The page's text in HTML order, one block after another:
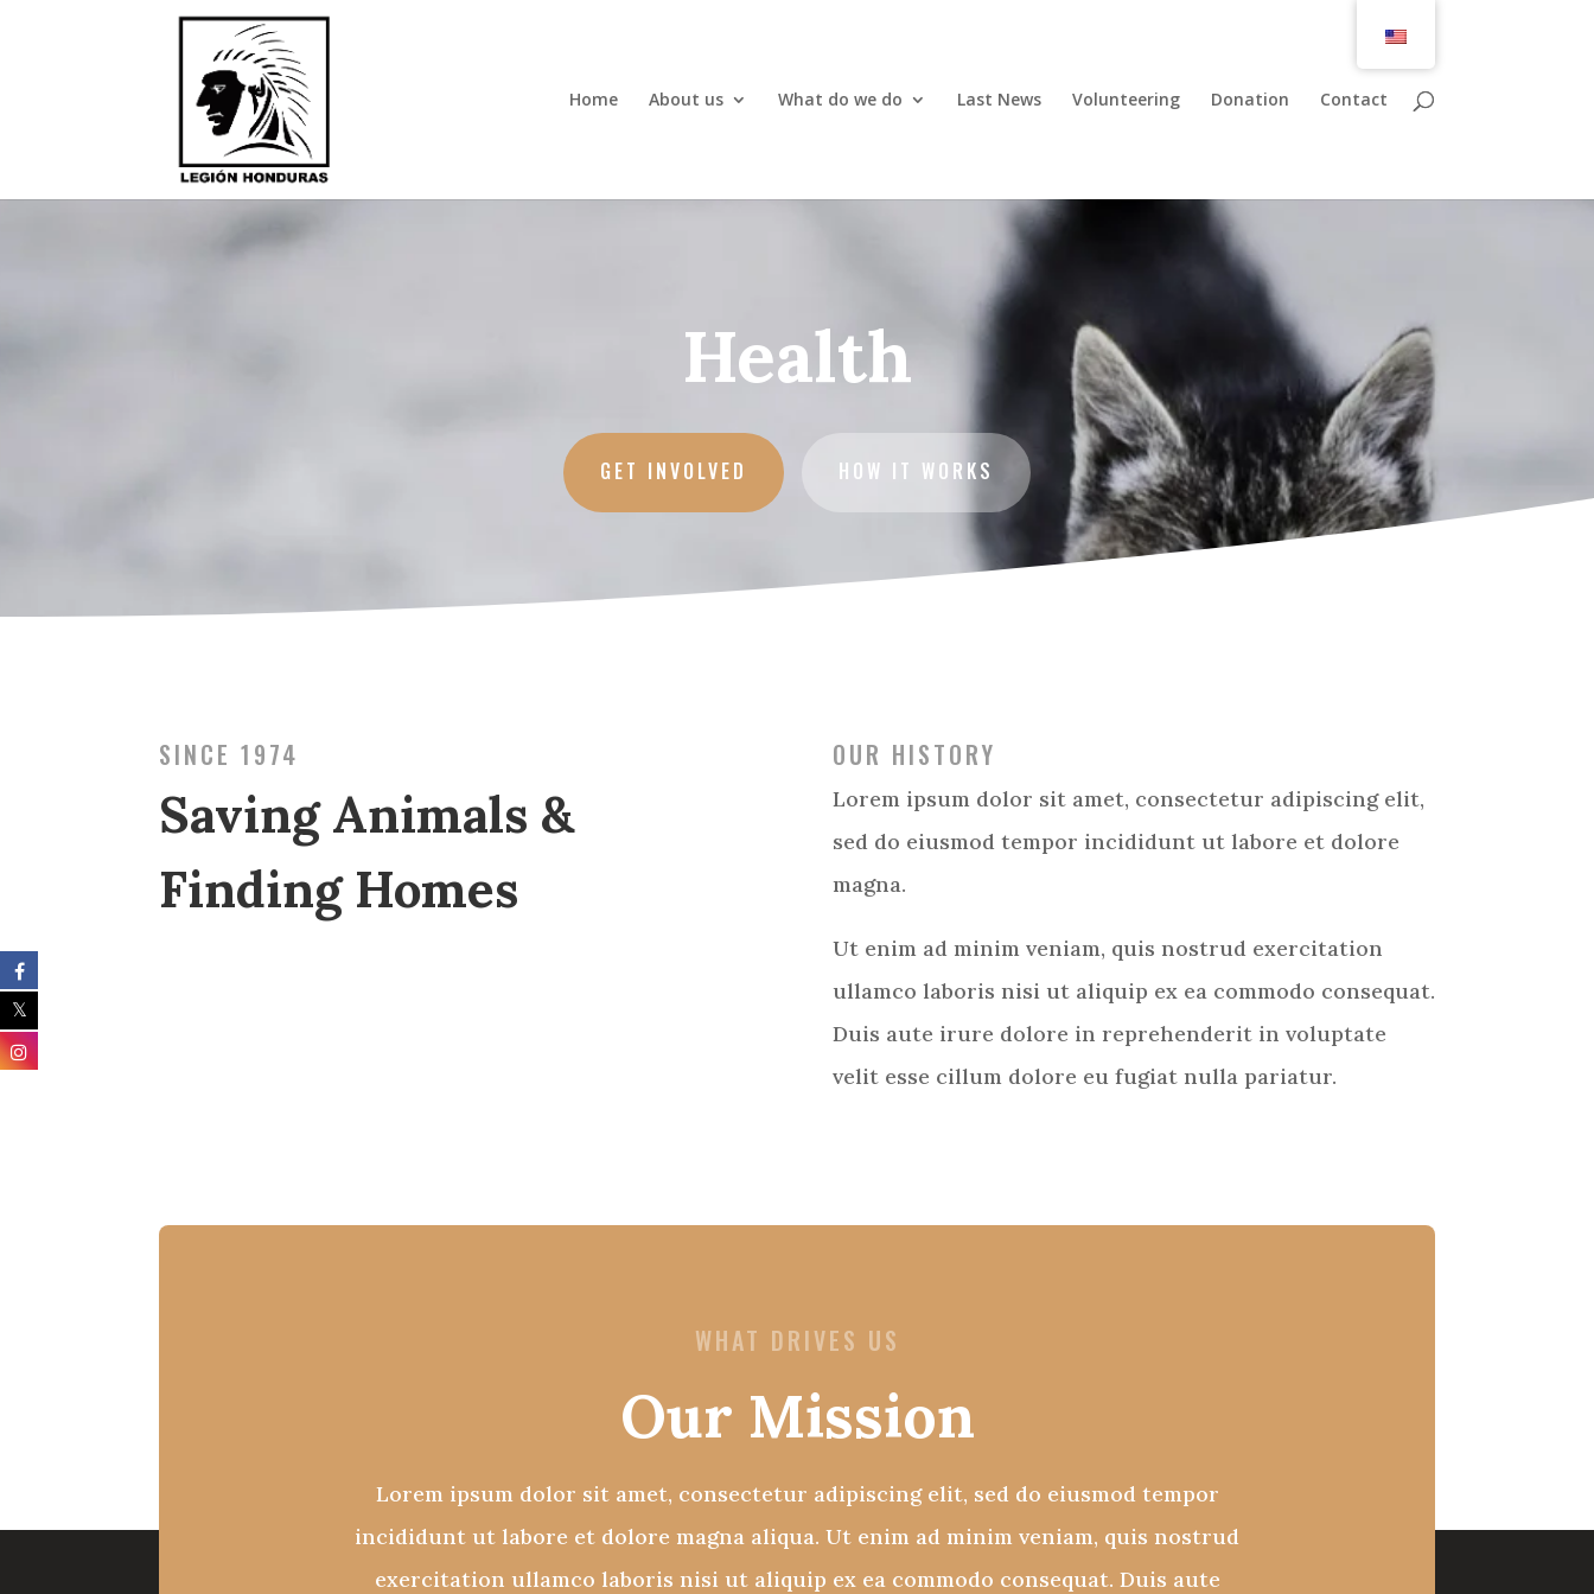
Home About us What do we do Last News Volunteering Donation Contact
Health
GET INVOLVED HOW IT WORKS
SINCE 1974
Saving Animals &
Finding Homes
OUR HISTORY
Lorem ipsum dolor sit amet, consectetur adipiscing elit,
sed do eiusmod tempor incididunt ut labore et dolore
magna.
Ut enim ad minim veniam, quis nostrud exercitation
ullamco laboris nisi ut aliquip ex ea commodo consequat.
Duis aute irure dolore in reprehenderit in voluptate
velit esse cillum dolore eu fugiat nulla pariatur.
WHAT DRIVES US
Our Mission
Lorem ipsum dolor sit amet, consectetur adipiscing elit, sed do eiusmod tempor
incididunt ut labore et dolore magna aliqua. Ut enim ad minim veniam, quis nostrud
exercitation ullamco laboris nisi ut aliquip ex ea commodo consequat. Duis aute